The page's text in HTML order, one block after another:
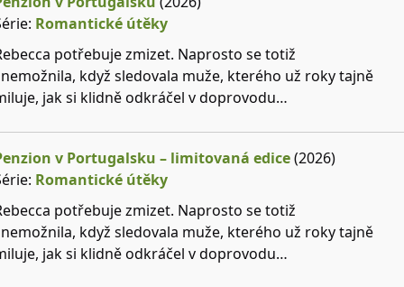
Proto kývne na naléhání příbuzných a vyrazí na
dating. Proč ne? Třeba jí to pomůže odpoutat se od
situace se zvrtne, když o ni jeden z mužů
příliš velký zájem. Zachrání ji Daniel a konečně mu
dojde? Nebo je Olivia odsouzená milovat ho navždy
Romantické útěky
potřebuje zmizet. Naprosto se totiž
když sledovala muže, kterého už roky tajně
jak si klidně odkráčel v doprovodu
Slunce, moře a nový začátek? To zní jako plán.Co ale
je Felipe Rebelo. Je okouzlující,
až to hraničí s drzostí, a vždy
utrousit koketní poznámku,
Rebeccu spolehlivě rozhodí. Felipe má
v Portugalsku – limitovaná edice(2026)
Romantické útěky
potřebuje zmizet. Naprosto se totiž
když sledovala muže, kterého už roky tajně
jak si klidně odkráčel v doprovodu